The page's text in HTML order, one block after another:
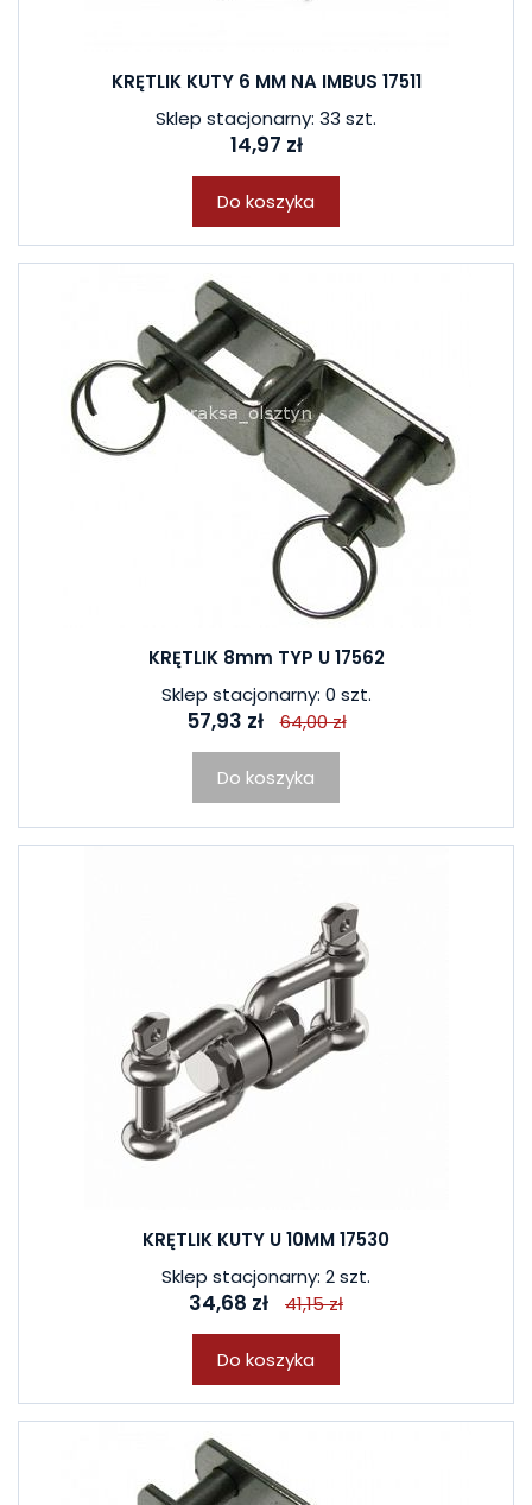
KRĘTLIK KUTY 6 MM NA IMBUS 17511
Sklep stacjonarny: 33 szt.
14,97 zł
Do koszyka
KRĘTLIK 8mm TYP U 17562
Sklep stacjonarny: 0 szt.
57,93 zł 64,00 zł
Do koszyka
KRĘTLIK KUTY U 10MM 17530
Sklep stacjonarny: 2 szt.
34,68 zł 41,15 zł
Do koszyka